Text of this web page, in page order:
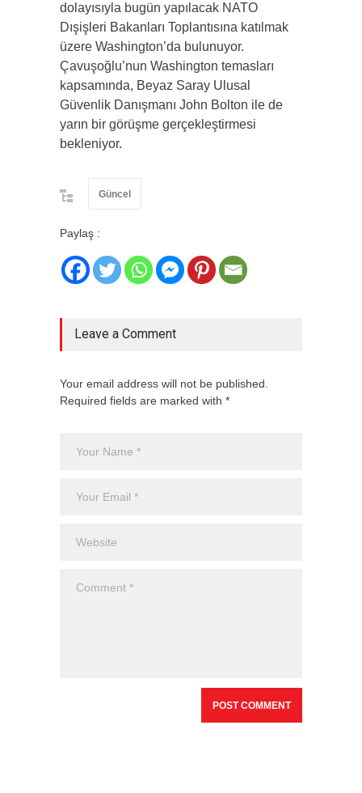
dolayısıyla bugün yapılacak NATO
Dışişleri Bakanları Toplantısına katılmak
üzere Washington’da bulunuyor.
Çavuşoğlu’nun Washington temasları
kapsamında, Beyaz Saray Ulusal
Güvenlik Danışmanı John Bolton ile de
yarın bir görüşme gerçekleştirmesi
bekleniyor.
Güncel
Paylaş :
Leave a Comment
Your email address will not be published.
Required fields are marked with *